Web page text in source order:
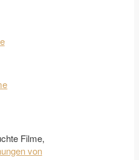
Filme,
von